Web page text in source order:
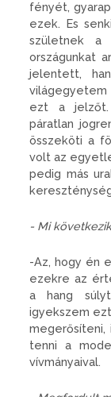
fényét,
ezek. Es
születnek a
országunkat
jelentett,
világegyetem
ezt a jelzőt.
páratlan
összeköti a
volt az
pedig más
- Mi
-Az, hogy én
ezekre az
a hang
igyekszem
tenni a
vívmányaival.